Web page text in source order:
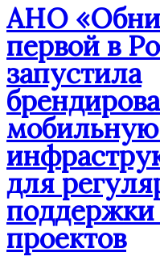
АНО
первой в
запустила
мобильную
для
проектов